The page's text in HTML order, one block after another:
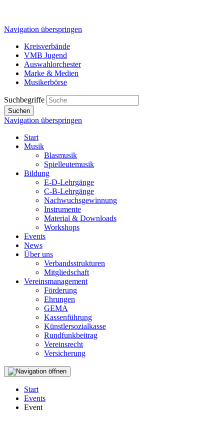
Navigation überspringen
Kreisverbände
VMB Jugend
Auswahlorchester
Marke & Medien
Musikerbörse
Suchbegriffe
Suchen
Navigation überspringen
Start
Musik
Blasmusik
Spielleutemusik
Bildung
E-D-Lehrgänge
C-B-Lehrgänge
Nachwuchsgewinnung
Instrumente
Material & Downloads
Workshops
Events
News
Über uns
Verbandsstrukturen
Mitgliedschaft
Vereinsmanagement
Förderung
Ehrungen
GEMA
Kassenführung
Künstlersozialkasse
Rundfunkbeitrag
Vereinsrecht
Versicherung
Start
Events
Event